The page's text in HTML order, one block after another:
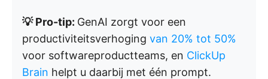
💡 Pro-tip: GenAI zorgt voor een
productiviteitsverhoging van 20% tot 50%
voor softwareproductteams, en ClickUp
Brain helpt u daarbij met één prompt.